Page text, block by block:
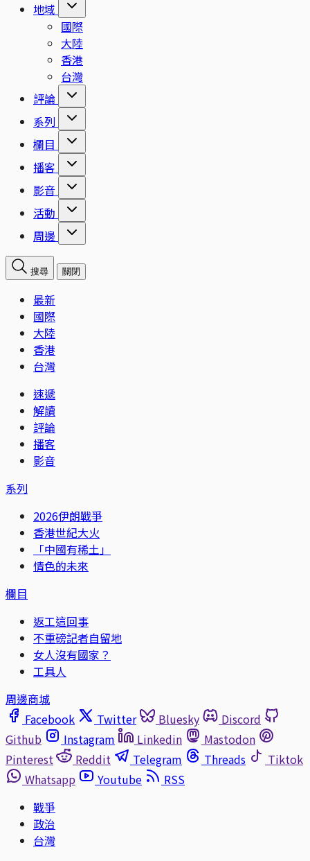
地域
國際
大陸
香港
台灣
評論
系列
欄目
播客
影音
活動
周邊
搜尋 關閉
最新
國際
大陸
香港
台灣
速遞
解讀
評論
播客
影音
系列
2026伊朗戰爭
香港世紀大火
「中國有稀土」
情色的未來
欄目
返工這回事
不重磅記者自留地
女人沒有國家？
工具人
周邊商城
Facebook
Twitter Bluesky
Discord
Github
Instagram Linkedin
Mastodon
Pinterest
Reddit Telegram Threads
Tiktok
Whatsapp
Youtube
RSS
戰爭
政治
台灣